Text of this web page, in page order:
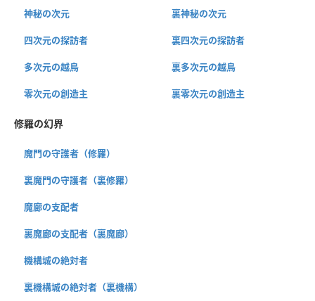
神秘の次元 裏神秘の次元
四次元の探訪者 裏四次元の探訪者
多次元の越鳥 裏多次元の越鳥
零次元の創造主 裏零次元の創造主
修羅の幻界
魔門の守護者（修羅）
裏魔門の守護者（裏修羅）
魔廊の支配者
裏魔廊の支配者（裏魔廊）
機構城の絶対者
裏機構城の絶対者（裏機構）